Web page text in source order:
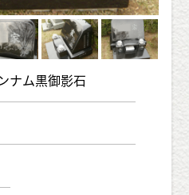
ナム黒御影石